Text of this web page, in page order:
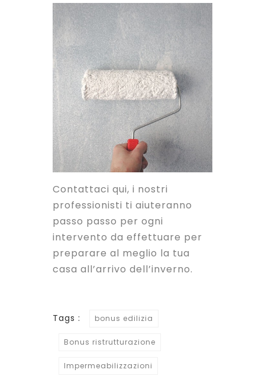
Contattaci qui, i nostri
professionisti ti aiuteranno
passo passo per ogni
intervento da effettuare per
preparare al meglio la tua
casa all’arrivo dell’inverno.
Tags : bonus edilizia
Bonus ristrutturazione
Impermeabilizzazioni